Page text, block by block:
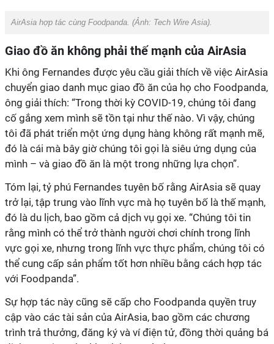
AirAsia hợp tác cùng Foodpanda. (Ảnh: Tech Wire Asia).
Giao đồ ăn không phải thế mạnh của AirAsia
Khi ông Fernandes được yêu cầu giải thích về việc AirAsia
chuyển giao danh mục giao đồ ăn của họ cho Foodpanda,
ông giải thích: “Trong thời kỳ COVID-19, chúng tôi đang
cố gắng xem mình sẽ tồn tại như thế nào. Vì vậy, chúng
tôi đã phát triển một ứng dụng hàng không rất mạnh mẽ,
đó là cái mà bây giờ chúng tôi gọi là siêu ứng dụng của
mình – và giao đồ ăn là một trong những lựa chọn”.
Tóm lại, tỷ phú Fernandes tuyên bố rằng AirAsia sẽ quay
trở lại, tập trung vào lĩnh vực mà họ tuyên bố là thế mạnh,
đó là du lịch, bao gồm cả dịch vụ gọi xe. “Chúng tôi tin
rằng mình có thể trở thành người chơi chính trong lĩnh
vực gọi xe, nhưng trong lĩnh vực thực phẩm, chúng tôi có
thể cung cấp sản phẩm tốt hơn nhiều bằng cách hợp tác
với Foodpanda”.
Sự hợp tác này cũng sẽ cấp cho Foodpanda quyền truy
cập vào các tài sản của AirAsia, bao gồm các chương
trình trả thưởng, đăng ký và ví điện tử, đồng thời quảng bá